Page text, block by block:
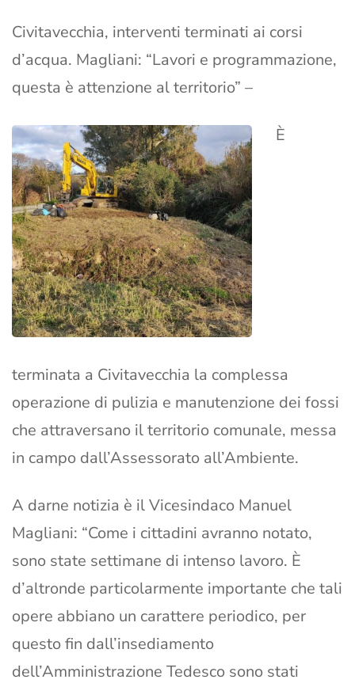
Civitavecchia, interventi terminati ai corsi
d’acqua. Magliani: “Lavori e programmazione,
questa è attenzione al territorio” –
È
terminata a Civitavecchia la complessa
operazione di pulizia e manutenzione dei fossi
che attraversano il territorio comunale, messa
in campo dall’Assessorato all’Ambiente.
A darne notizia è il Vicesindaco Manuel
Magliani: “Come i cittadini avranno notato,
sono state settimane di intenso lavoro. È
d’altronde particolarmente importante che tali
opere abbiano un carattere periodico, per
questo fin dall’insediamento
dell’Amministrazione Tedesco sono stati